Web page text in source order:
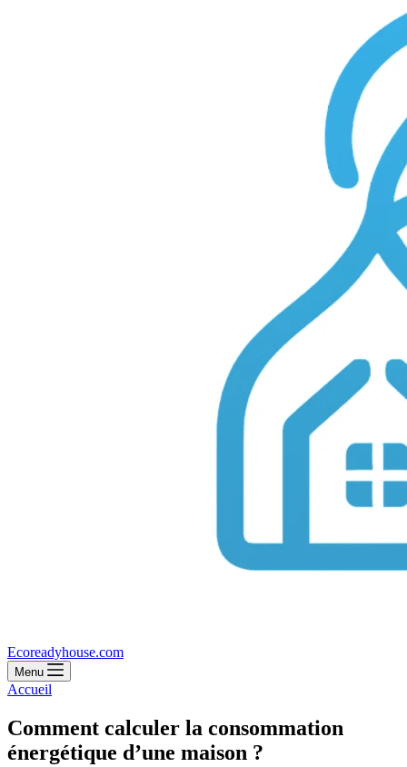
Ecoreadyhouse.com
Menu
Accueil
Comment calculer la consommation
énergétique d’une maison ?